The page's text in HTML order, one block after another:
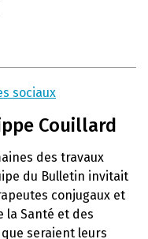
sociaux
Couillard
des travaux
du Bulletin invitait
conjugaux et
la Santé et des
seraient leurs